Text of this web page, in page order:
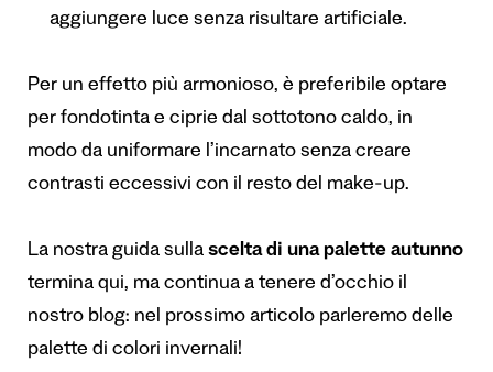
aggiungere luce senza risultare artificiale.
Per un effetto più armonioso, è preferibile optare
per fondotinta e ciprie dal sottotono caldo, in
modo da uniformare l’incarnato senza creare
contrasti eccessivi con il resto del make-up.
La nostra guida sulla scelta di una palette autunno
termina qui, ma continua a tenere d’occhio il
nostro blog: nel prossimo articolo parleremo delle
palette di colori invernali!